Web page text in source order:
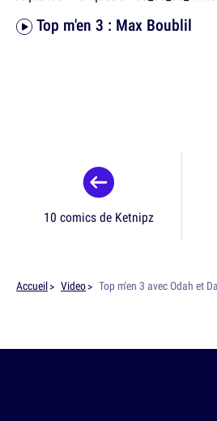
Top m'en 3 : Max Boublil
10 comics de Ketnipz
Accueil Video Top m'en 3 avec Odah et